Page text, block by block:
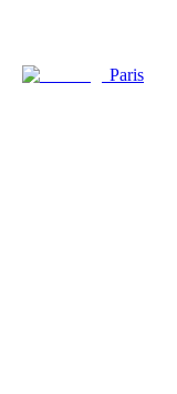
Paris